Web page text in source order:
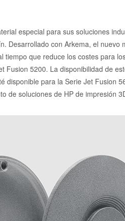
especial para sus soluciones
Desarrollado con Arkema, el nuevo
tiempo que reduce los costes para
Fusion 5200. La disponibilidad de
disponible para la Serie Jet Fusion
de soluciones de HP de impresión